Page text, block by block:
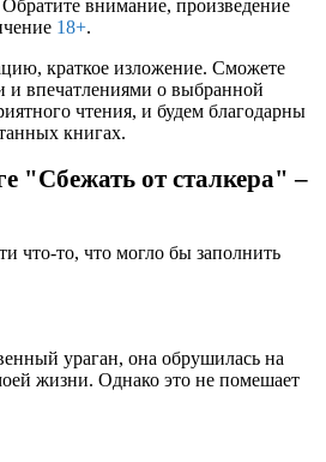
Обратите внимание, произведение
18+.
краткое изложение. Сможете
и впечатлениями о выбранной
чтения, и будем благодарны
книгах.
"Сбежать от сталкера" –
что-то, что могло бы заполнить
ураган, она обрушилась на
жизни. Однако это не помешает